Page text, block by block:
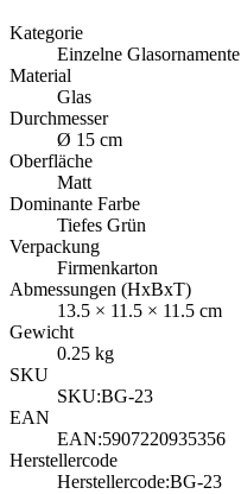
Kategorie
Einzelne Glasornamente
Material
Glas
Durchmesser
Ø 15 cm
Oberfläche
Matt
Dominante Farbe
Tiefes Grün
Verpackung
Firmenkarton
Abmessungen (HxBxT)
13.5 × 11.5 × 11.5 cm
Gewicht
0.25 kg
SKU
SKU:BG-23
EAN
EAN:5907220935356
Herstellercode
Herstellercode:BG-23